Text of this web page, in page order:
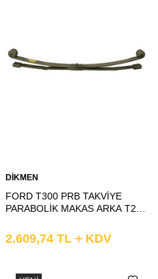
DİKMEN
FORD T300 PRB TAKVİYE
PARABOLİK MAKAS ARKA T2
2.609,74 TL KDV